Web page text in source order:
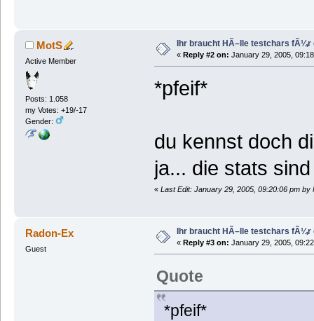
MotS
Active Member
Posts: 1.058
my Votes: +19/-17
Gender:
Ihr braucht HÃ–lle testchars fÃ¼r
« Reply #2 on: January 29, 2005,
*pfeif*
du kennst doch
ja... die stats
« Last Edit: January 29, 2005, 09:20:06 pm by
Radon-Ex
Guest
Ihr braucht HÃ–lle testchars fÃ¼r
« Reply #3 on: January 29, 2005,
Quote
*pfeif*